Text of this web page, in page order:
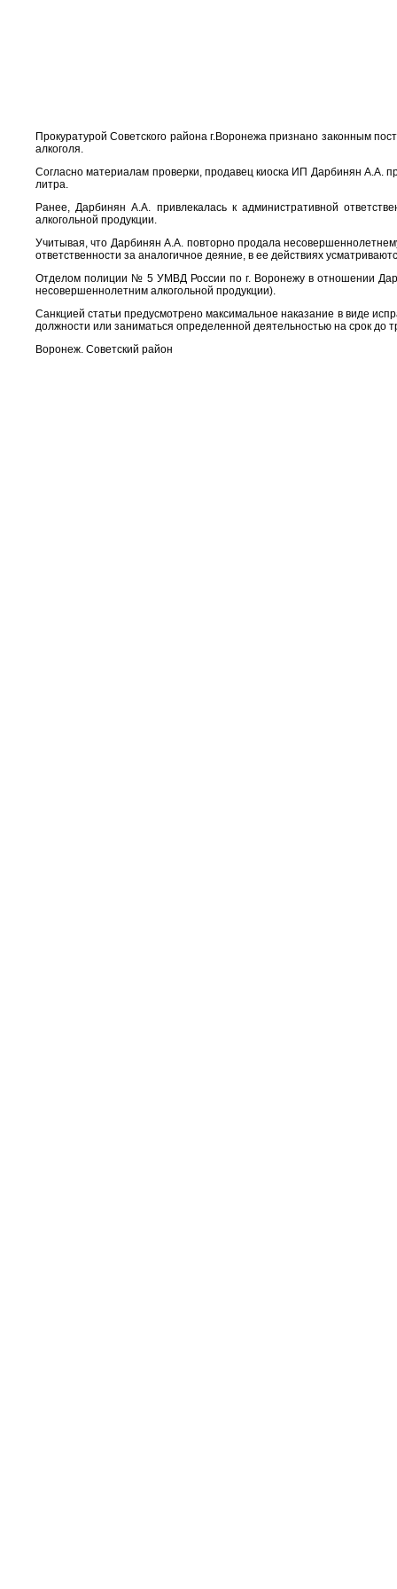
Прокуратурой Советского района г.Воронежа признано законным
алкоголя.
Согласно материалам проверки, продавец киоска ИП Дарбинян А.А.
литра.
Ранее, Дарбинян А.А. привлекалась к административной
алкогольной продукции.
Учитывая, что Дарбинян А.А. повторно продала
ответственности за аналогичное деяние, в ее действиях
Отделом полиции № 5 УМВД России по г. Воронежу в отношении
несовершеннолетним алкогольной продукции).
Санкцией статьи предусмотрено максимальное наказание в виде
должности или заниматься определенной деятельностью на срок до
Воронеж. Советский район